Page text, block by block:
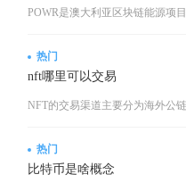
热门
nft哪里可以交易
热门
比特币是啥概念